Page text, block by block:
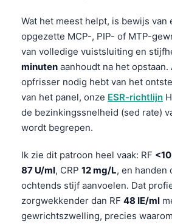
Wat het meest helpt, is bewijs
opgezette MCP-, PIP- of MTP-
van volledige vuistsluiting en
minuten aanhoudt na het opstaan.
opfrisser nodig hebt van het
van het panel, onze ESR-richtlijn
de bezinkingssnelheid (sed rate)
wordt begrepen.
Ik zie dit patroon heel vaak: RF
87 U/ml, CRP 12 mg/L, en handen
ochtends stijf aanvoelen. Dat
zorgwekkender dan RF 48 IE/ml
gewrichtszwelling, precies